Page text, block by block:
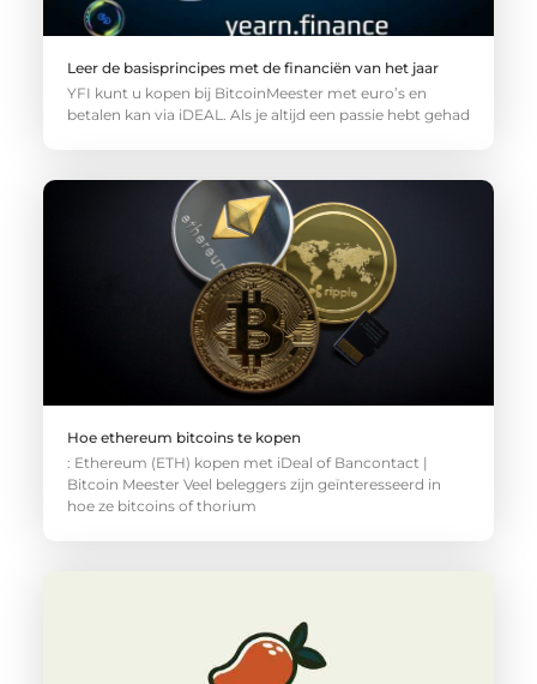
Leer de basisprincipes met de financiën van het jaar
YFI kunt u kopen bij BitcoinMeester met euro’s en
betalen kan via iDEAL. Als je altijd een passie hebt gehad
Hoe ethereum bitcoins te kopen
: Ethereum (ETH) kopen met iDeal of Bancontact |
Bitcoin Meester Veel beleggers zijn geïnteresseerd in
hoe ze bitcoins of thorium